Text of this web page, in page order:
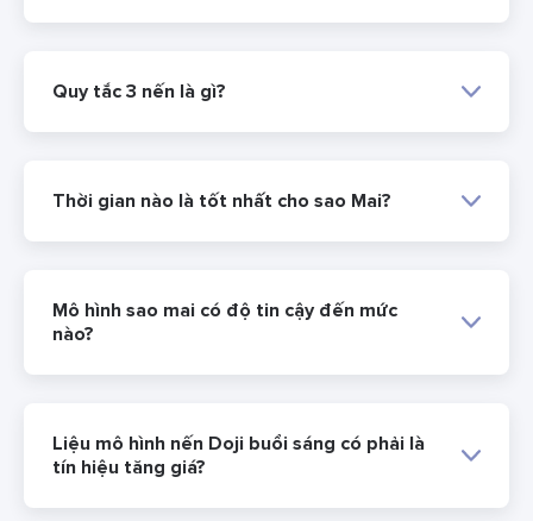
Quy tắc 3 nến là gì?
Thời gian nào là tốt nhất cho sao Mai?
Mô hình sao mai có độ tin cậy đến mức
nào?
Liệu mô hình nến Doji buổi sáng có phải là
tín hiệu tăng giá?